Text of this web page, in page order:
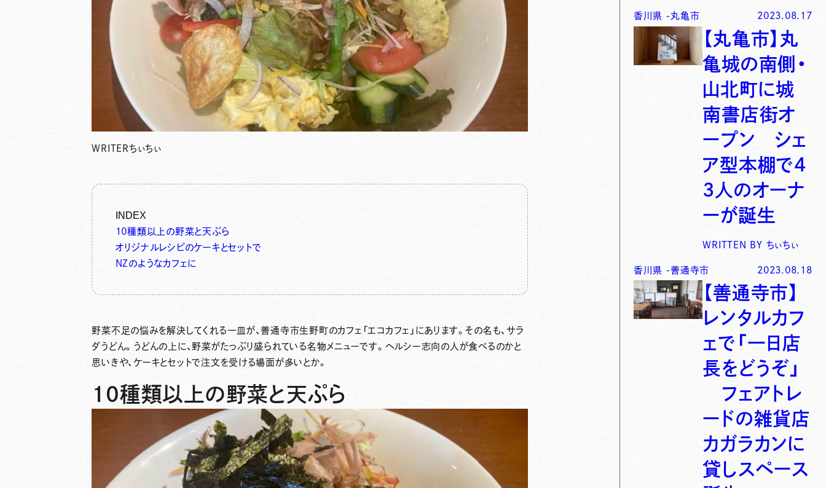
WRITERちぃちぃ
INDEX
10種類以上の野菜と天ぷら
オリジナルレシピのケーキとセットで
NZのようなカフェに
野菜不足の悩みを解決してくれる一皿が、善通寺市生野町のカフェ「エコカフェ」にあります。その名も、サラ
ダうどん。うどんの上に、野菜がたっぷり盛られている名物メニューです。ヘルシー志向の人が食べるのかと
思いきや、ケーキとセットで注文を受ける場面が多いとか。
10種類以上の野菜と天ぷら
香川県 - 丸亀市 2023.08.17
【丸亀市】丸
亀城の南側・
山北町に城
南書店街オ
ープン シェ
ア型本棚で4
3人のオーナ
ーが誕生
WRITTEN BY ちぃちぃ
香川県 -善通寺市 2023.08.18
【善通寺市】
レンタルカフ
ェで「一日店
長をどうぞ」
フェアトレ
ードの雑貨店
カガラカンに
貸しスペース